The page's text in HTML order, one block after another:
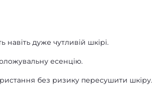
дуже чутливій шкірі.
есенцію.
без ризику пересушити шкіру.